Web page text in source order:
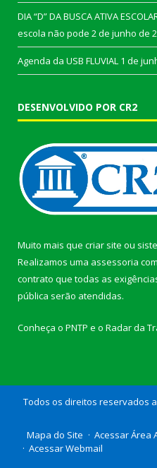
DIA “D” DA BUSCA ATIVA
escola não pode 2 de junho de
Agenda da USB FLUVIAL 1 de
DESENVOLVIDO POR CR2
Muito mais que criar site ou
Realizamos uma assessoria
contrato que todas as
pública serão atendidas.
Conheça o PNTP e o Radar da
Todos os direitos reservados
Mapa do Site
Acessar Área
Acessar Webmail